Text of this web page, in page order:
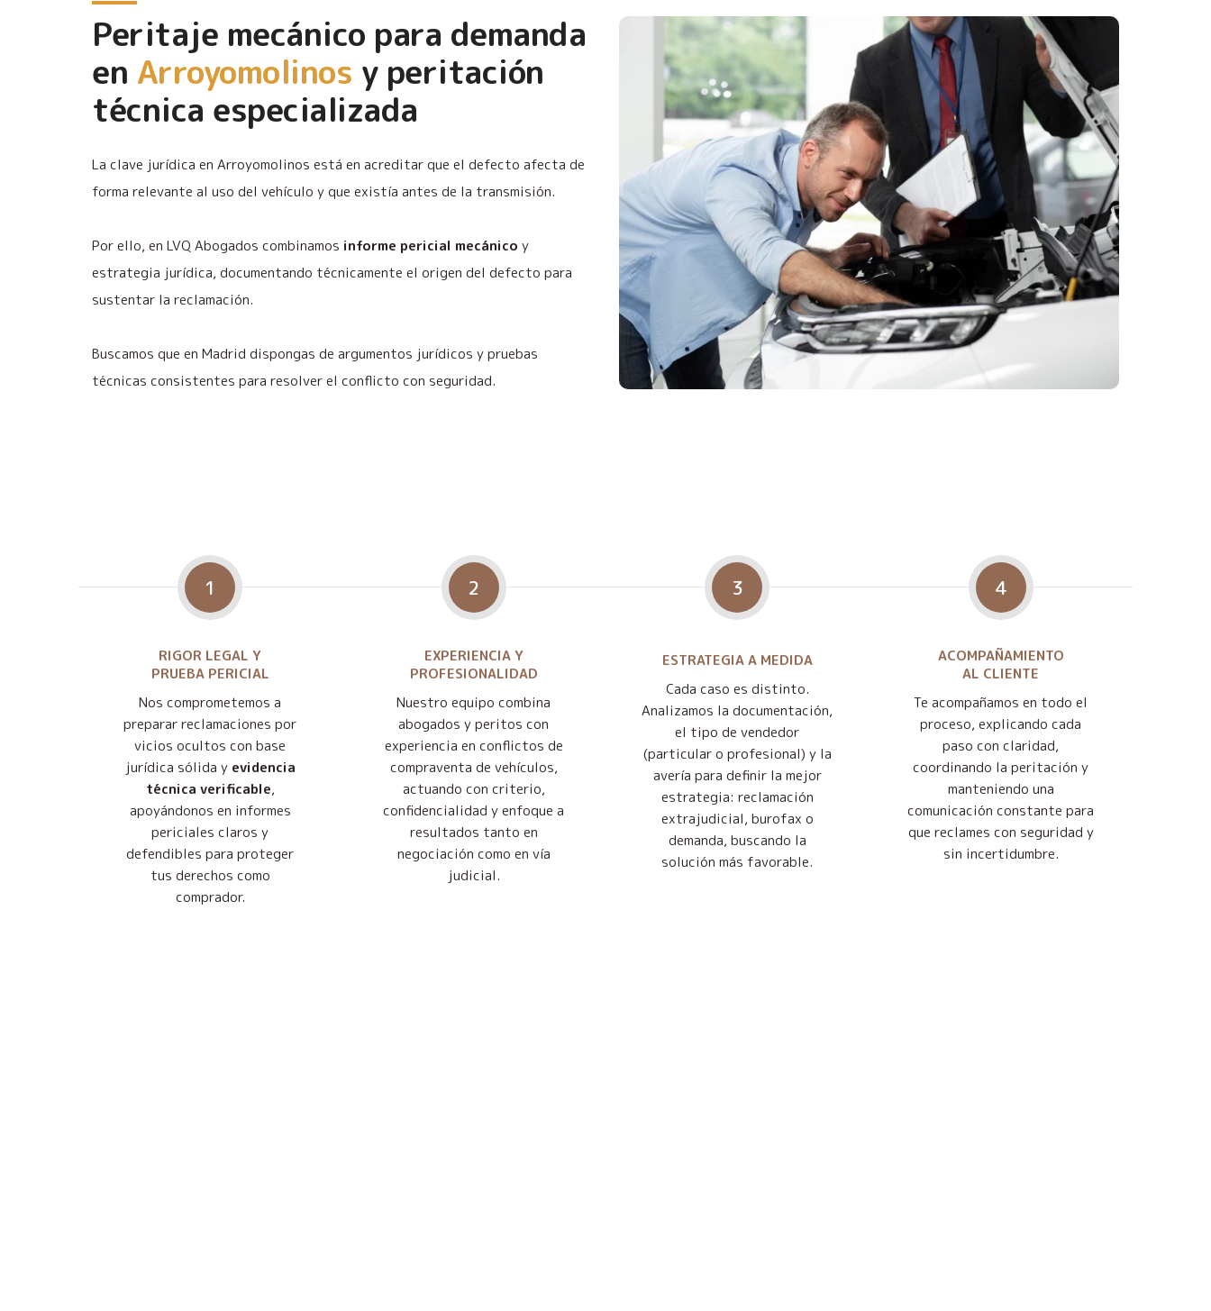
Peritaje mecánico para demanda
en Arroyomolinos y peritación
técnica especializada
La clave jurídica en Arroyomolinos está en acreditar que el defecto afecta de
forma relevante al uso del vehículo y que existía antes de la transmisión.
Por ello, en LVQ Abogados combinamos informe pericial mecánico y
estrategia jurídica, documentando técnicamente el origen del defecto para
sustentar la reclamación.
Buscamos que en Madrid dispongas de argumentos jurídicos y pruebas
técnicas consistentes para resolver el conflicto con seguridad.
1
RIGOR LEGAL Y
PRUEBA PERICIAL
Nos comprometemos a
preparar reclamaciones por
vicios ocultos con base
jurídica sólida y evidencia
técnica verificable,
apoyándonos en informes
periciales claros y
defendibles para proteger
tus derechos como
comprador.
2
EXPERIENCIA Y
PROFESIONALIDAD
Nuestro equipo combina
abogados y peritos con
experiencia en conflictos de
compraventa de vehículos,
actuando con criterio,
confidencialidad y enfoque a
resultados tanto en
negociación como en vía
judicial.
3
ESTRATEGIA A MEDIDA
Cada caso es distinto.
Analizamos la documentación,
el tipo de vendedor
(particular o profesional) y la
avería para definir la mejor
estrategia: reclamación
extrajudicial, burofax o
demanda, buscando la
solución más favorable.
4
ACOMPAÑAMIENTO
AL CLIENTE
Te acompañamos en todo el
proceso, explicando cada
paso con claridad,
coordinando la peritación y
manteniendo una
comunicación constante para
que reclames con seguridad y
sin incertidumbre.